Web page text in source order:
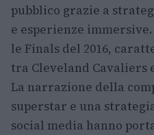
pubblico grazie a
e esperienze
le Finals del 2016,
tra Cleveland Cavaliers
La narrazione della
superstar e una
social media hanno